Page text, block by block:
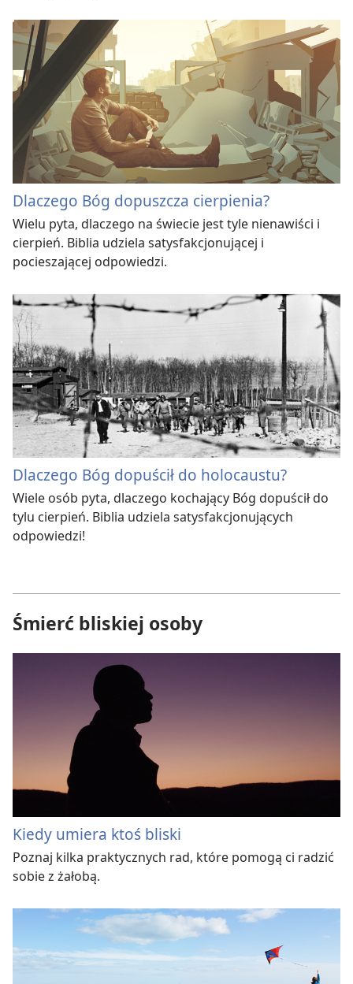
Dlaczego Bóg dopuszcza cierpienia?
Wielu pyta, dlaczego na świecie jest tyle nienawiści i
cierpień. Biblia udziela satysfakcjonującej i
pocieszającej odpowiedzi.
Dlaczego Bóg dopuścił do holocaustu?
Wiele osób pyta, dlaczego kochający Bóg dopuścił do
tylu cierpień. Biblia udziela satysfakcjonujących
odpowiedzi!
Śmierć bliskiej osoby
Kiedy umiera ktoś bliski
Poznaj kilka praktycznych rad, które pomogą ci radzić
sobie z żałobą.